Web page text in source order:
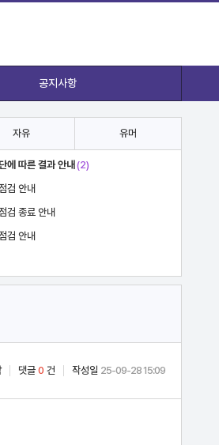
공지사항
자유 유머
댓글 0 건 작성일 25-09-28 15:09